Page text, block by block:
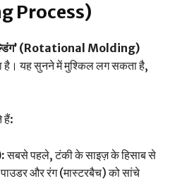
Process)
(Rotational Molding)
है। यह सुनने में मुश्किल लग सकता है,
हैं:
सबसे पहले, टंकी के साइज़ के हिसाब से
और रंग (मास्टरबैच) को सांचे